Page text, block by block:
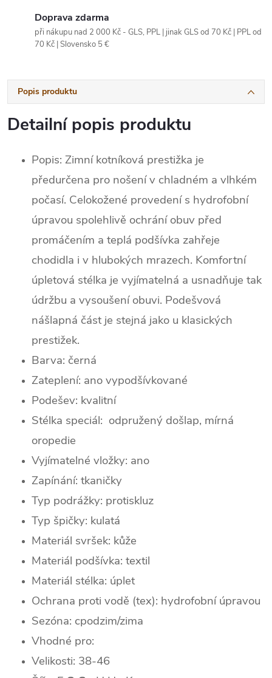
Doprava zdarma
při nákupu nad 2 000 Kč - GLS, PPL | jinak GLS od 70 Kč | PPL od
70 Kč | Slovensko 5 €
Popis produktu
Detailní popis produktu
Popis: Zimní kotníková prestižka je
předurčena pro nošení v chladném a vlhkém
počasí. Celokožené provedení s hydrofobní
úpravou spolehlivě ochrání obuv před
promáčením a teplá podšívka zahřeje
chodidla i v hlubokých mrazech. Komfortní
úpletová stélka je vyjímatelná a usnadňuje tak
údržbu a vysoušení obuvi. Podešvová
nášlapná část je stejná jako u klasických
prestižek.
Barva: černá
Zateplení: ano vypodšívkované
Podešev: kvalitní
Stélka speciál: odpružený došlap, mírná
oropedie
Vyjímatelné vložky: ano
Zapínání: tkaničky
Typ podrážky: protiskluz
Typ špičky: kulatá
Materiál svršek: kůže
Materiál podšívka: textil
Materiál stélka: úplet
Ochrana proti vodě (tex): hydrofobní úpravou
Sezóna: cpodzim/zima
Vhodné pro:
Velikosti: 38-46